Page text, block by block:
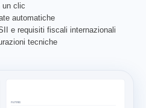
un clic
automatiche
e requisiti fiscali internazionali
tecniche